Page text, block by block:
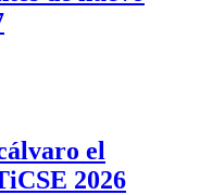
el
2026